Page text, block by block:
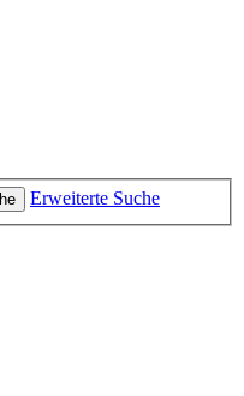
Erweiterte Suche